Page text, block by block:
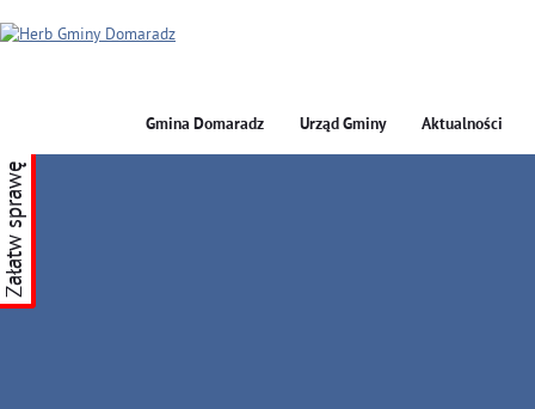
GMINA DOMARADZ
Gmina Domaradz Urząd Gminy Aktualności
Załatw sprawę